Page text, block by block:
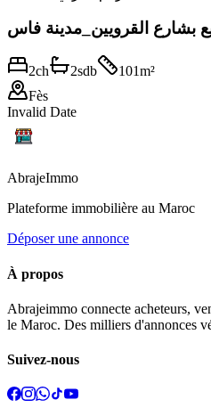
بشارع القرويين_مدينة فاس
2ch 2sdb 101m²
Fès
Invalid Date
AbrajeImmo
Plateforme immobilière au Maroc
Déposer une annonce
À propos
Abrajeimmo connecte acheteurs,
le Maroc. Des milliers d'annonces
Suivez-nous